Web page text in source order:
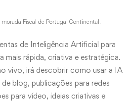
morada Fiscal de Portugal Continental.
de Inteligência Artificial para
mais rápida, criativa e estratégica.
vivo, irá descobrir como usar a IA
blog, publicações para redes
para vídeo, ideias criativas e